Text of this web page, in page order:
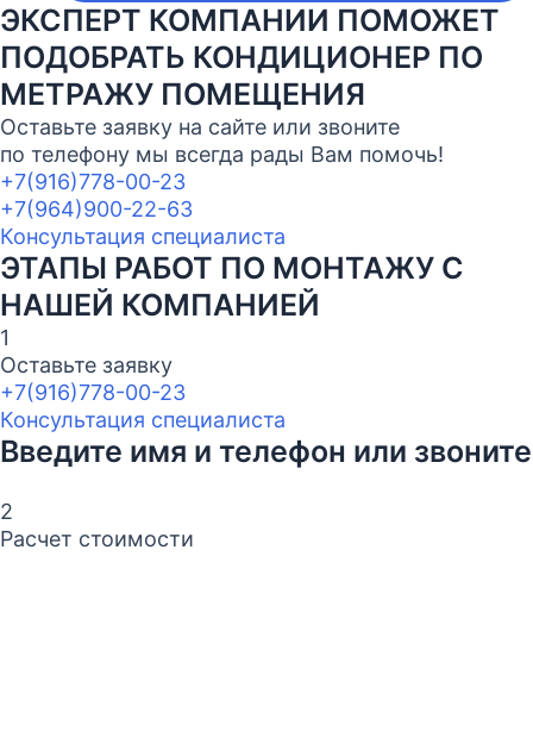
ЭКСПЕРТ КОМПАНИИ ПОМОЖЕТ
ПОДОБРАТЬ КОНДИЦИОНЕР ПО
МЕТРАЖУ ПОМЕЩЕНИЯ
Оставьте заявку на сайте или звоните
по телефону мы всегда рады Вам помочь!
+7(916)778-00-23
+7(964)900-22-63
Консультация специалиста
ЭТАПЫ РАБОТ ПО МОНТАЖУ С
НАШЕЙ КОМПАНИЕЙ
1
Оставьте заявку
+7(916)778-00-23
Консультация специалиста
Введите имя и телефон или звоните
2
Расчет стоимости